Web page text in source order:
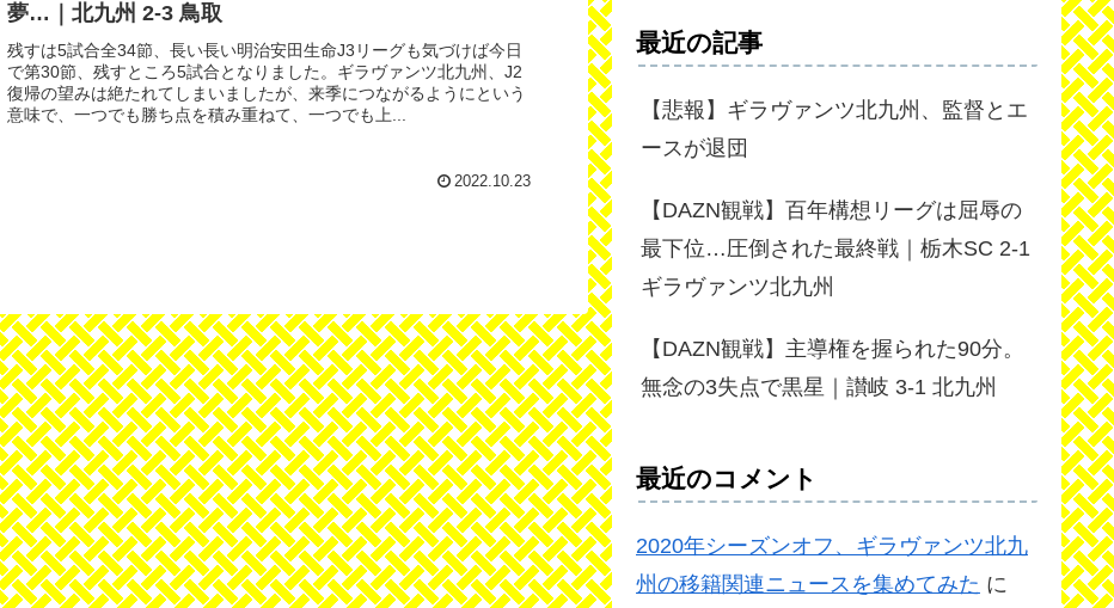
夢…｜北九州 2-3 鳥取
残すは5試合全34節、長い長い明治安田生命J3リーグも気づけば今日
で第30節、残すところ5試合となりました。ギラヴァンツ北九州、J2
復帰の望みは絶たれてしまいましたが、来季につながるようにという
意味で、一つでも勝ち点を積み重ねて、一つでも上...
2022.10.23
最近の記事
【悲報】ギラヴァンツ北九州、監督とエ
ースが退団
【DAZN観戦】百年構想リーグは屈辱の
最下位…圧倒された最終戦｜栃木SC 2-1
ギラヴァンツ北九州
【DAZN観戦】主導権を握られた90分。
無念の3失点で黒星｜讃岐 3-1 北九州
最近のコメント
2020年シーズンオフ、ギラヴァンツ北九
州の移籍関連ニュースを集めてみた に